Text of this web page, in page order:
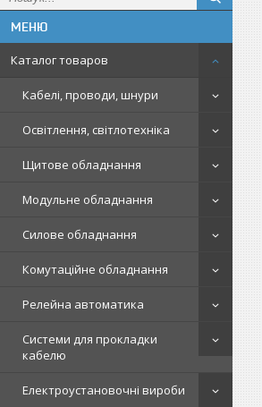
Каталог товаров
Кабелі, проводи, шнури
Освітлення, світлотехніка
Щитове обладнання
Модульне обладнання
Силове обладнання
Комутаційне обладнання
Релейна автоматика
Системи для прокладки
кабелю
Електроустановочні вироби